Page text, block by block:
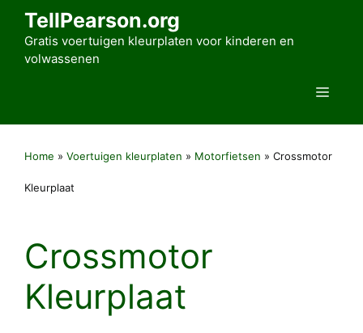
TellPearson.org
Gratis voertuigen kleurplaten voor kinderen en
volwassenen
Menu
Home » Voertuigen kleurplaten » Motorfietsen » Crossmotor
Kleurplaat
Crossmotor
Kleurplaat